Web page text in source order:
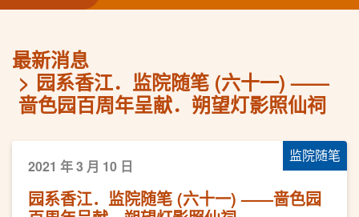
最新消息
园系香江．监院随笔 (六十一) ——
啬色园百周年呈献．朔望灯影照仙祠
监院随笔
2021 年 3 月 10 日
园系香江．监院随笔 (六十一) ——啬色园